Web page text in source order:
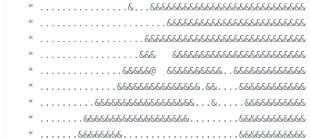
*
*
*
* ..................&&&
* ...............&&&&&@
*
*
*
*